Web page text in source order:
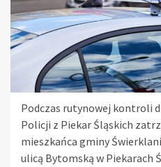
Podczas rutynowej kontroli
Policji z Piekar Śląskich
mieszkańca gminy
ulicą Bytomską w Piekarach